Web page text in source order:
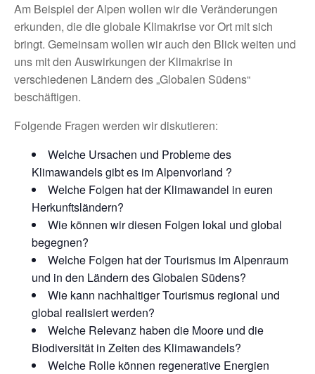
Am Beispiel der Alpen wollen wir die Veränderungen
erkunden, die die globale Klimakrise vor Ort mit sich
bringt. Gemeinsam wollen wir auch den Blick weiten und
uns mit den Auswirkungen der Klimakrise in
verschiedenen Ländern des „Globalen Südens“
beschäftigen.
Folgende Fragen werden wir diskutieren:
Welche Ursachen und Probleme des
Klimawandels gibt es im Alpenvorland ?
Welche Folgen hat der Klimawandel in euren
Herkunftsländern?
Wie können wir diesen Folgen lokal und global
begegnen?
Welche Folgen hat der Tourismus im Alpenraum
und in den Ländern des Globalen Südens?
Wie kann nachhaltiger Tourismus regional und
global realisiert werden?
Welche Relevanz haben die Moore und die
Biodiversität in Zeiten des Klimawandels?
Welche Rolle können regenerative Energien